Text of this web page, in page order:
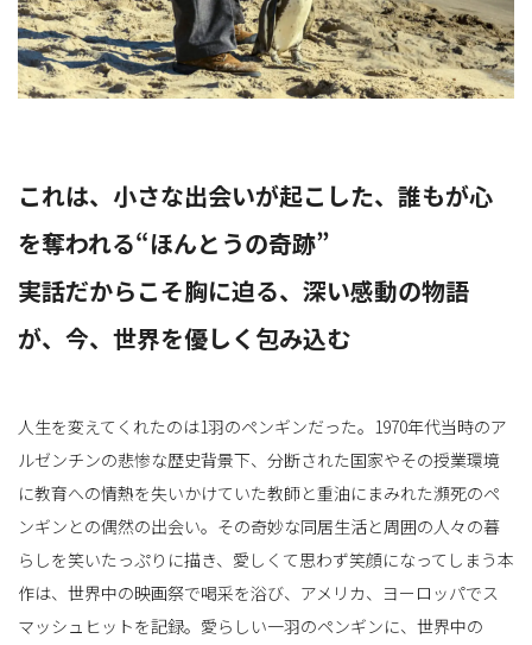
これは、小さな出会いが起こした、誰もが心
を奪われる“ほんとうの奇跡”
実話だからこそ胸に迫る、深い感動の物語
が、今、世界を優しく包み込む
人生を変えてくれたのは1羽のペンギンだった。1970年代当時のア
ルゼンチンの悲惨な歴史背景下、分断された国家やその授業環境
に教育への情熱を失いかけていた教師と重油にまみれた瀕死のペ
ンギンとの偶然の出会い。その奇妙な同居生活と周囲の⼈々の暮
らしを笑いたっぷりに描き、愛しくて思わず笑顔になってしまう本
作は、世界中の映画祭で喝采を浴び、アメリカ、ヨーロッパでス
マッシュヒットを記録。愛らしい一羽のペンギンに、世界中の